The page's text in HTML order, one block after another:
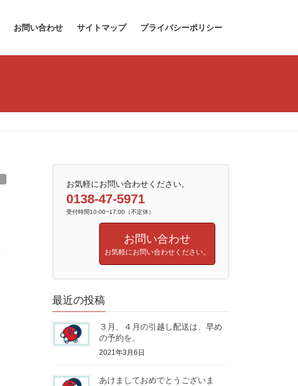
お問い合わせ サイトマップ プライバシーポリシー
お気軽にお問い合わせください。
0138-47-5971
受付時間10:00~17:00（不定休）
お問い合わせ
お気軽にお問い合わせください。
最近の投稿
３月、４月の引越し配送は、早め
の予約を。
2021年3月6日
あけましておめでとうございま